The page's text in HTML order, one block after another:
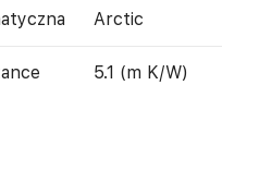
Arctic
5.1 (m K/W)